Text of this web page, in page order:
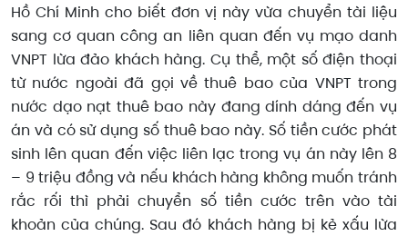
Hồ Chí Minh cho biết đơn vị này vừa chuyển tài liệu
sang cơ quan công an liên quan đến vụ mạo danh
VNPT lừa đảo khách hàng. Cụ thể, một số điện thoại
từ nước ngoài đã gọi về thuê bao của VNPT trong
nước dạo nạt thuê bao này đang dính dáng đến vụ
án và có sử dụng số thuê bao này. Số tiền cước phát
sinh lên quan đến việc liên lạc trong vụ án này lên 8
– 9 triệu đồng và nếu khách hàng không muốn tránh
rắc rối thì phải chuyển số tiền cước trên vào tài
khoản của chúng. Sau đó khách hàng bị kẻ xấu lừa